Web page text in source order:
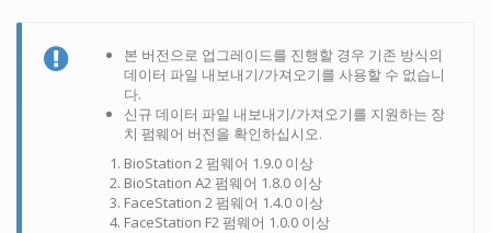
본 버전으로 업그레이드를 진행할 경우 기존 방식의
데이터 파일 내보내기/가져오기를 사용할 수 없습니
다.
신규 데이터 파일 내보내기/가져오기를 지원하는 장
치 펌웨어 버전을 확인하십시오.
BioStation 2 펌웨어 1.9.0 이상
BioStation A2 펌웨어 1.8.0 이상
FaceStation 2 펌웨어 1.4.0 이상
FaceStation F2 펌웨어 1.0.0 이상